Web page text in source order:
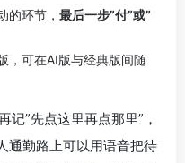
的环节， 最后一步”付”或”
，可在AI版与经典版间随
记”先点这里再点那里”，
通勤路上可以用语音把待